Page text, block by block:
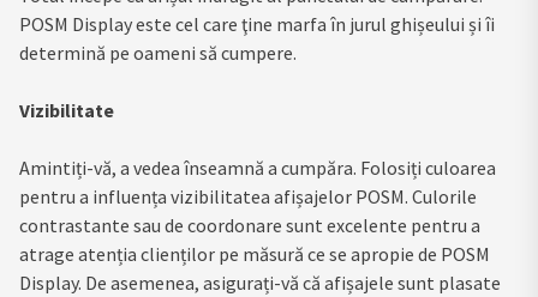
POSM Display este cel care ţine marfa în jurul ghișeului și îi
determină pe oameni să cumpere.
Vizibilitate
Amintiți-vă, a vedea înseamnă a cumpăra. Folosiți culoarea
pentru a influența vizibilitatea afișajelor POSM. Culorile
contrastante sau de coordonare sunt excelente pentru a
atrage atenția clienților pe măsură ce se apropie de POSM
Display. De asemenea, asigurați-vă că afișajele sunt plasate